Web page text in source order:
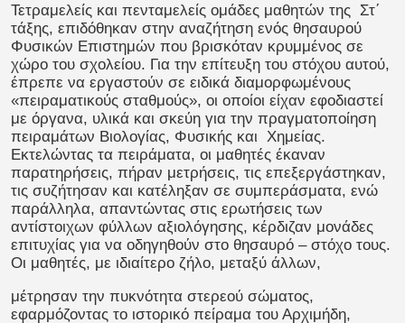
Τετραμελείς και πενταμελείς ομάδες μαθητών της Στ΄
τάξης, επιδόθηκαν στην αναζήτηση ενός θησαυρού
Φυσικών Επιστημών που βρισκόταν κρυμμένος σε
χώρο του σχολείου. Για την επίτευξη του στόχου αυτού,
έπρεπε να εργαστούν σε ειδικά διαμορφωμένους
«πειραματικούς σταθμούς», οι οποίοι είχαν εφοδιαστεί
με όργανα, υλικά και σκεύη για την πραγματοποίηση
πειραμάτων Βιολογίας, Φυσικής και Χημείας.
Εκτελώντας τα πειράματα, οι μαθητές έκαναν
παρατηρήσεις, πήραν μετρήσεις, τις επεξεργάστηκαν,
τις συζήτησαν και κατέληξαν σε συμπεράσματα, ενώ
παράλληλα, απαντώντας στις ερωτήσεις των
αντίστοιχων φύλλων αξιολόγησης, κέρδιζαν μονάδες
επιτυχίας για να οδηγηθούν στο θησαυρό – στόχο τους.
Οι μαθητές, με ιδιαίτερο ζήλο, μεταξύ άλλων,
μέτρησαν την πυκνότητα στερεού σώματος,
εφαρμόζοντας το ιστορικό πείραμα του Αρχιμήδη,